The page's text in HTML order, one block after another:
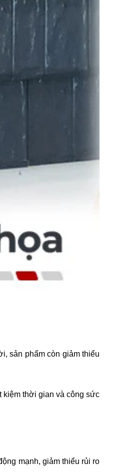
sản phẩm còn giảm thiểu
kiệm thời gian và công sức
mạnh, giảm thiểu rủi ro